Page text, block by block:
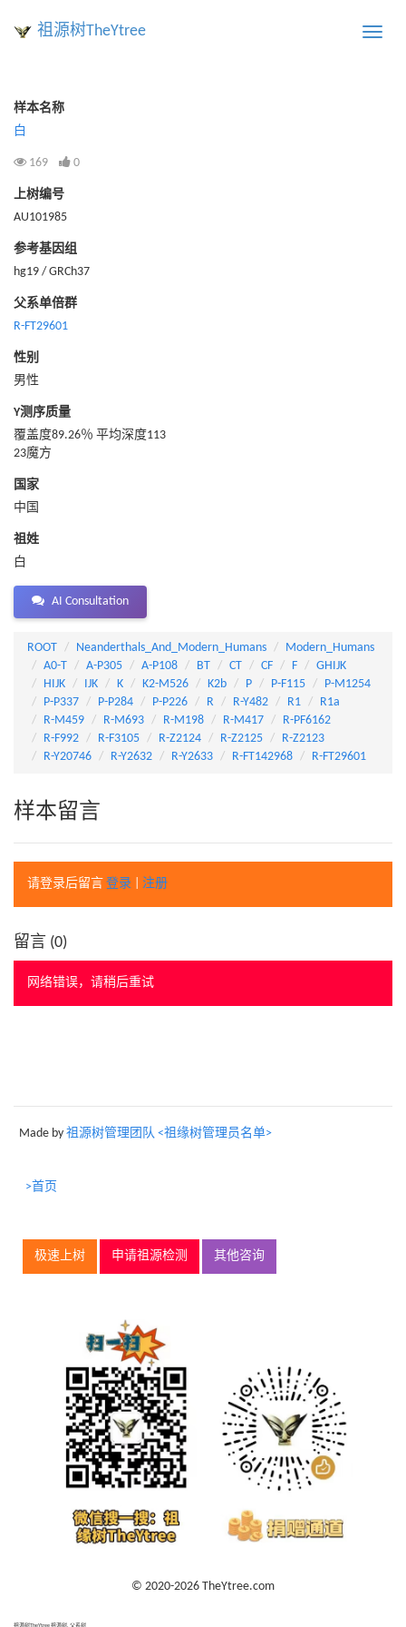
Toggle
祖源树TheYtree
样本名称
白
169 0
上树编号
AU101985
参考基因组
hg19 / GRCh37
父系单倍群
R-FT29601
性别
男性
Y测序质量
覆盖度89.26％ 平均深度113
23魔方
国家
中国
祖姓
白
AI Consultation
ROOT Neanderthals_And_Modern_Humans
Modern_Humans
A0-T
A-P305 A-P108 BT CT CF F
GHIJK
HIJK
IJK K K2-M526 K2b P P-F115
P-M1254
P-P337
P-P284 P-P226 R R-Y482 R1
R1a
R-M459
R-M693 R-M198 R-M417
R-PF6162
R-F992
R-F3105 R-Z2124 R-Z2125
R-Z2123
R-Y20746
R-Y2632 R-Y2633 R-FT142968 R-FT29601
样本留言
请登录后留言 登录 注册
留言 (0)
网络错误，请稍后重试
Made by 祖源树管理团队 <祖缘树管理员名单>
>首页
极速上树 申请祖源检测 其他咨询
© 2020-2026 TheYtree.com
祖源树TheYtree 祖源树, 父系树